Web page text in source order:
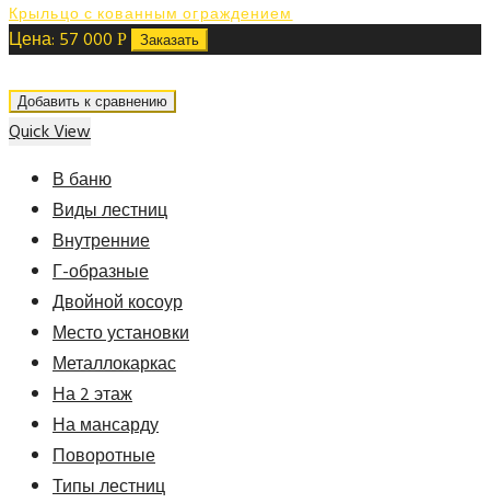
Крыльцо с кованным ограждением
Цена: 57 000 Р Заказать
Добавить к сравнению
Quick View
В баню
Виды лестниц
Внутренние
Г-образные
Двойной косоур
Место установки
Металлокаркас
На 2 этаж
На мансарду
Поворотные
Типы лестниц